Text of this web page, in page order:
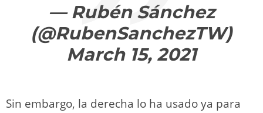
— Rubén Sánchez
(@RubenSanchezTW)
March 15, 2021
Sin embargo, la derecha lo ha usado ya para